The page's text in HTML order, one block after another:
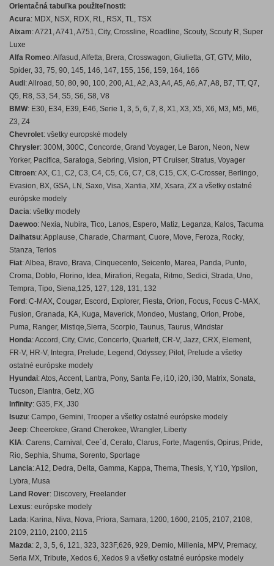
Orientačná tabuľka použiteľnosti:
Acura: MDX, NSX, RDX, RL, RSX, TL, TSX
Aixam: A721, A741, A751, City, Crossline, Roadline, Scouty, Scouty R, Super
Luxe
Alfa Romeo: Alfasud, Alfetta, Brera, Crosswagon, Giulietta, GT, GTV, Mito,
Spider, 33, 75, 90, 145, 146, 147, 155, 156, 159, 164, 166
Audi: Allroad, 50, 80, 90, 100, 200, A1, A2, A3, A4, A5, A6, A7, A8, B7, TT, Q7,
Q5, R8, S3, S4, S5, S6, S8, V8
BMW: E30, E34, E39, E46, Serie 1, 3, 5, 6, 7, 8, X1, X3, X5, X6, M3, M5, M6,
Z3, Z4
Chevrolet: všetky europské modely
Chrysler: 300M, 300C, Concorde, Grand Voyager, Le Baron, Neon, New
Yorker, Pacifica, Saratoga, Sebring, Vision, PT Cruiser, Stratus, Voyager
Citroen: AX, C1, C2, C3, C4, C5, C6, C7, C8, C15, CX, C-Crosser, Berlingo,
Evasion, BX, GSA, LN, Saxo, Visa, Xantia, XM, Xsara, ZX a všetky ostatné
európske modely
Dacia: všetky modely
Daewoo: Nexia, Nubira, Tico, Lanos, Espero, Matiz, Leganza, Kalos, Tacuma
Daihatsu: Applause, Charade, Charmant, Cuore, Move, Feroza, Rocky,
Stanza, Terios
Fiat: Albea, Bravo, Brava, Cinquecento, Seicento, Marea, Panda, Punto,
Croma, Doblo, Florino, Idea, Mirafiori, Regata, Ritmo, Sedici, Strada, Uno,
Tempra, Tipo, Siena,125, 127, 128, 131, 132
Ford : C-MAX, Cougar, Escord, Explorer, Fiesta, Orion, Focus, Focus C-MAX,
Fusion, Granada, KA, Kuga, Maverick, Mondeo, Mustang, Orion, Probe,
Puma, Ranger, Mistiqe,Sierra, Scorpio, Taunus, Taurus, Windstar
Honda: Accord, City, Civic, Concerto, Quartett, CR-V, Jazz, CRX, Element,
FR-V, HR-V, Integra, Prelude, Legend, Odyssey, Pilot, Prelude a všetky
ostatné európske modely
Hyundai: Atos, Accent, Lantra, Pony, Santa Fe, i10, i20, i30, Matrix, Sonata,
Tucson, Elantra, Getz, XG
Infinity: G35, FX, J30
Isuzu: Campo, Gemini, Trooper a všetky ostatné európske modely
Jeep: Cheerokee, Grand Cherokee, Wrangler, Liberty
KIA: Carens, Carnival, Cee´d, Cerato, Clarus, Forte, Magentis, Opirus, Pride,
Rio, Sephia, Shuma, Sorento, Sportage
Lancia: A12, Dedra, Delta, Gamma, Kappa, Thema, Thesis, Y, Y10, Ypsilon,
Lybra, Musa
Land Rover: Discovery, Freelander
Lexus: európske modely
Lada: Karina, Niva, Nova, Priora, Samara, 1200, 1600, 2105, 2107, 2108,
2109, 2110, 2100, 2115
Mazda: 2, 3, 5, 6, 121, 323, 323F,626, 929, Demio, Millenia, MPV, Premacy,
Seria MX, Tribute, Xedos 6, Xedos 9 a všetky ostatné európske modely